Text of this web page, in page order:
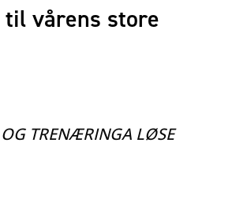
vårens store
TRENÆRINGA LØSE